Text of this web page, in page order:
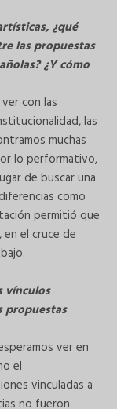
¿qué
las propuestas
¿Y cómo
con las
las
muchas
lo performativo,
de buscar una
como
permitió que
el cruce de
vínculos
propuestas
ver en
el
vinculadas a
no fueron